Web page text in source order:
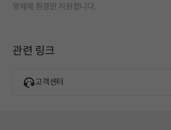
영체제 환경만 지원합니다.
관련 링크
고객센터